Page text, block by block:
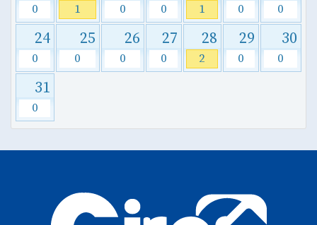
0 1 0 0 1 0 0
24
0
25
0
26
0
27
0
28
2
29
0
30
0
31
0